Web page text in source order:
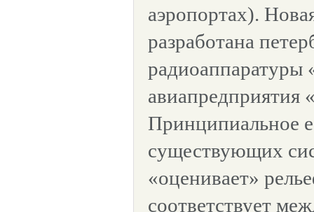
аэропортах).
разработана
радиоаппаратуры
авиапредприятия
Принципиальное
существующих
«оценивает»
соответствует